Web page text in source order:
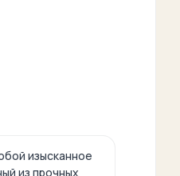
изысканное
из прочных